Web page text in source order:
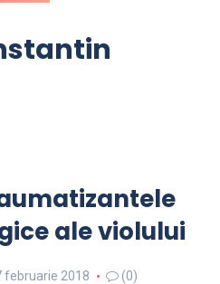
ale violului
februarie 2018 (0)